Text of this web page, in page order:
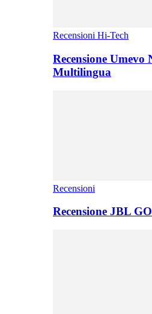
Recensioni Hi-Tech
Recensione
Multilingua
Recensioni
Recensione JBL